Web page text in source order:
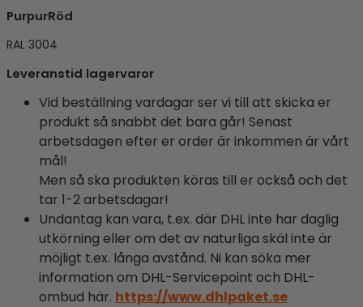
PurpurRöd
RAL 3004
Leveranstid lagervaror
Vid beställning vardagar ser vi till att skicka er
produkt så snabbt det bara går! Senast
arbetsdagen efter er order är inkommen är vårt
mål!
Men så ska produkten köras till er också och det
tar 1-2 arbetsdagar!
Undantag kan vara, t.ex. där DHL inte har daglig
utkörning eller om det av naturliga skäl inte är
möjligt t.ex. långa avstånd. Ni kan söka mer
information om DHL-Servicepoint och DHL-
ombud här. https://www.dhlpaket.se